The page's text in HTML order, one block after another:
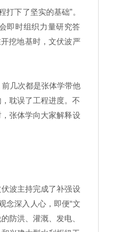
下了坚实的基础”。
即时组织力量研究答
挖地基时，文伏波严
几次都是张体学带他
耽误了工程进度。不
，张体学向大家解释设
波主持完成了补强设
念深入人心，即便“文
防洪、灌溉、发电、